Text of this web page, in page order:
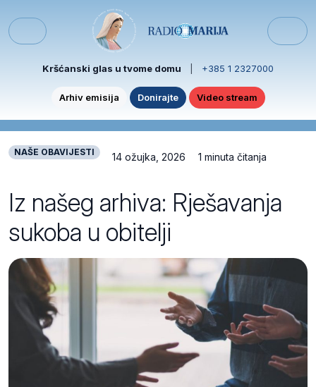
Menu
Kršćanski glas u tvome domu +385 1 2327000
Arhiv emisija Donirajte Video stream
NAŠE OBAVIJESTI 14 ožujka, 2026 1 minuta čitanja
Iz našeg arhiva: Rješavanja
sukoba u obitelji